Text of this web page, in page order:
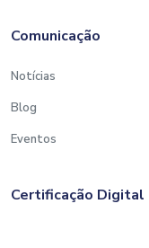
Comunicação
Notícias
Blog
Eventos
Certificação Digital